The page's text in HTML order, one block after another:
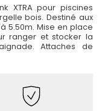
XTRA pour piscines
bois. Destiné aux
5.50m. Mise en place
ranger et stocker la
Attaches de